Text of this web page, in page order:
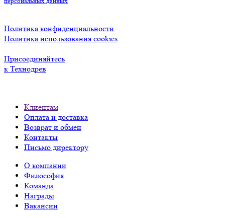
Политика конфиденциальности
Политика использования cookies
Присоединяйтесь
к Технодрев
Клиентам
Оплата и доставка
Возврат и обмен
Контакты
Письмо директору
О компании
Философия
Команда
Награды
Вакансии